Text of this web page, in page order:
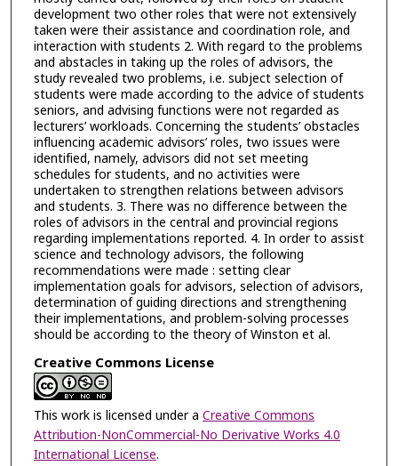
development two other roles that were not extensively
taken were their assistance and coordination role, and
interaction with students 2. With regard to the problems
and abstacles in taking up the roles of advisors, the
study revealed two problems, i.e. subject selection of
students were made according to the advice of students
seniors, and advising functions were not regarded as
lecturers’ workloads. Concerning the students’ obstacles
influencing academic advisors’ roles, two issues were
identified, namely, advisors did not set meeting
schedules for students, and no activities were
undertaken to strengthen relations between advisors
and students. 3. There was no difference between the
roles of advisors in the central and provincial regions
regarding implementations reported. 4. In order to assist
science and technology advisors, the following
recommendations were made : setting clear
implementation goals for advisors, selection of advisors,
determination of guiding directions and strengthening
their implementations, and problem-solving processes
should be according to the theory of Winston et al.
Creative Commons License
This work is licensed under a Creative Commons
Attribution-NonCommercial-No Derivative Works 4.0
International License.